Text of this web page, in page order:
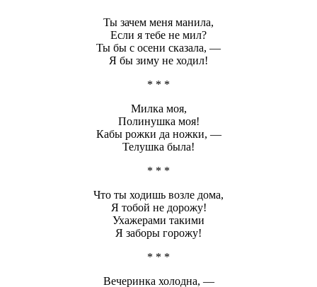
Ты зачем меня манила,
Если я тебе не мил?
Ты бы с осени сказала, —
Я бы зиму не ходил!
* * *
Милка моя,
Полинушка моя!
Кабы рожки да ножки, —
Телушка была!
* * *
Что ты ходишь возле дома,
Я тобой не дорожу!
Ухажерами такими
Я заборы горожу!
* * *
Вечеринка холодна, —